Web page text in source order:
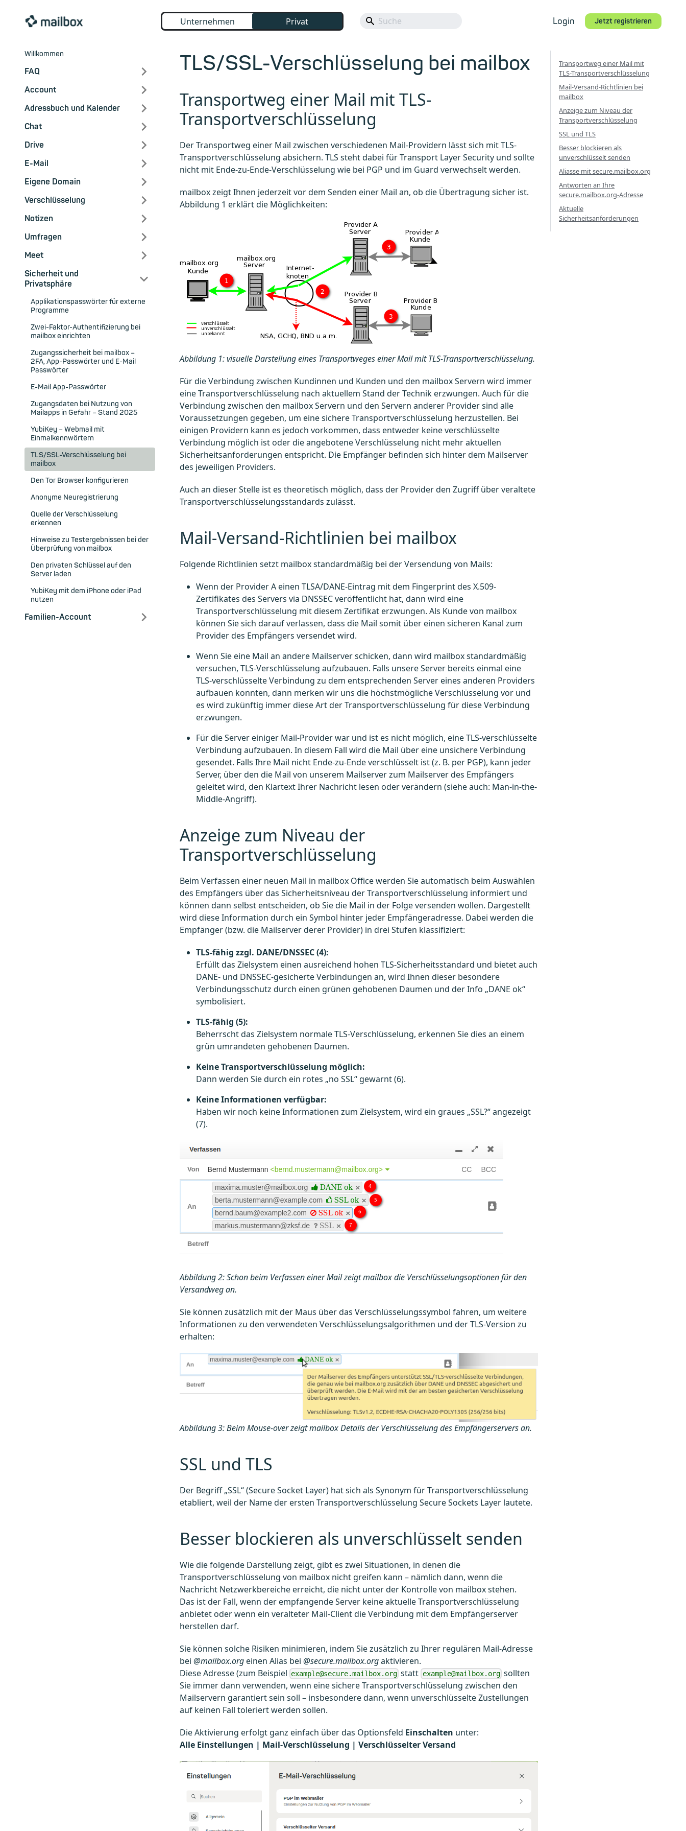
Unternehmen Privat Login Jetzt registrieren
Willkommen
FAQ
Account
Adressbuch und Kalender
Chat
Drive
E-Mail
Eigene Domain
Verschlüsselung
Notizen
Umfragen
Meet
Sicherheit und
Privatsphäre
Applikationspasswörter für externe
Programme
Zwei-Faktor-Authentifizierung bei
mailbox einrichten
Zugangssicherheit bei mailbox –
2FA, App-Passwörter und E-Mail
Passwörter
E-Mail App-Passwörter
Zugangsdaten bei Nutzung von
Mailapps in Gefahr – Stand 2025
YubiKey – Webmail mit
Einmalkennwörtern
TLS/SSL-Verschlüsselung bei
mailbox
Den Tor Browser konfigurieren
Anonyme Neuregistrierung
Quelle der Verschlüsselung
erkennen
Hinweise zu Testergebnissen bei der
Überprüfung von mailbox
Den privaten Schlüssel auf den
Server laden
YubiKey mit dem iPhone oder iPad
nutzen
Familien-Account
TLS/SSL-Verschlüsselung bei mailbox
Transportweg einer Mail mit TLS-
Transportverschlüsselung
Der Transportweg einer Mail zwischen verschiedenen Mail-Providern lässt sich mit TLS-
Transportverschlüsselung absichern. TLS steht dabei für Transport Layer Security und sollte
nicht mit Ende-zu-Ende-Verschlüsselung wie bei PGP und im Guard verwechselt werden.
mailbox zeigt Ihnen jederzeit vor dem Senden einer Mail an, ob die Übertragung sicher ist.
Abbildung 1 erklärt die Möglichkeiten:
Abbildung 1: visuelle Darstellung eines Transportweges einer Mail mit TLS-Transportverschlüsselung.
Für die Verbindung zwischen Kundinnen und Kunden und den mailbox Servern wird immer
eine Transportverschlüsselung nach aktuellem Stand der Technik erzwungen. Auch für die
Verbindung zwischen den mailbox Servern und den Servern anderer Provider sind alle
Voraussetzungen gegeben, um eine sichere Transportverschlüsselung herzustellen. Bei
einigen Providern kann es jedoch vorkommen, dass entweder keine verschlüsselte
Verbindung möglich ist oder die angebotene Verschlüsselung nicht mehr aktuellen
Sicherheitsanforderungen entspricht. Die Empfänger befinden sich hinter dem Mailserver
des jeweiligen Providers.
Auch an dieser Stelle ist es theoretisch möglich, dass der Provider den Zugriff über veraltete
Transportverschlüsselungsstandards zulässt.
Mail-Versand-Richtlinien bei mailbox
Folgende Richtlinien setzt mailbox standardmäßig bei der Versendung von Mails:
Wenn der Provider A einen TLSA/DANE-Eintrag mit dem Fingerprint des X.509-
Zertifikates des Servers via DNSSEC veröffentlicht hat, dann wird eine
Transportverschlüsselung mit diesem Zertifikat erzwungen. Als Kunde von mailbox
können Sie sich darauf verlassen, dass die Mail somit über einen sicheren Kanal zum
Provider des Empfängers versendet wird.
Wenn Sie eine Mail an andere Mailserver schicken, dann wird mailbox standardmäßig
versuchen, TLS-Verschlüsselung aufzubauen. Falls unsere Server bereits einmal eine
TLS-verschlüsselte Verbindung zu dem entsprechenden Server eines anderen Providers
aufbauen konnten, dann merken wir uns die höchstmögliche Verschlüsselung vor und
es wird zukünftig immer diese Art der Transportverschlüsselung für diese Verbindung
erzwungen.
Für die Server einiger Mail-Provider war und ist es nicht möglich, eine TLS-verschlüsselte
Verbindung aufzubauen. In diesem Fall wird die Mail über eine unsichere Verbindung
gesendet. Falls Ihre Mail nicht Ende-zu-Ende verschlüsselt ist (z. B. per PGP), kann jeder
Server, über den die Mail von unserem Mailserver zum Mailserver des Empfängers
geleitet wird, den Klartext Ihrer Nachricht lesen oder verändern (siehe auch: Man-in-the-
Middle-Angriff).
Anzeige zum Niveau der
Transportverschlüsselung
Beim Verfassen einer neuen Mail in mailbox Office werden Sie automatisch beim Auswählen
des Empfängers über das Sicherheitsniveau der Transportverschlüsselung informiert und
können dann selbst entscheiden, ob Sie die Mail in der Folge versenden wollen. Dargestellt
wird diese Information durch ein Symbol hinter jeder Empfängeradresse. Dabei werden die
Empfänger (bzw. die Mailserver derer Provider) in drei Stufen klassifiziert:
TLS-fähig zzgl. DANE/DNSSEC (4):
Erfüllt das Zielsystem einen ausreichend hohen TLS-Sicherheitsstandard und bietet auch
DANE- und DNSSEC-gesicherte Verbindungen an, wird Ihnen dieser besondere
Verbindungsschutz durch einen grünen gehobenen Daumen und der Info „DANE ok“
symbolisiert.
TLS-fähig (5):
Beherrscht das Zielsystem normale TLS-Verschlüsselung, erkennen Sie dies an einem
grün umrandeten gehobenen Daumen.
Keine Transportverschlüsselung möglich:
Dann werden Sie durch ein rotes „no SSL“ gewarnt (6).
Keine Informationen verfügbar:
Haben wir noch keine Informationen zum Zielsystem, wird ein graues „SSL?“ angezeigt
(7).
Abbildung 2: Schon beim Verfassen einer Mail zeigt mailbox die Verschlüsselungsoptionen für den
Versandweg an.
Sie können zusätzlich mit der Maus über das Verschlüsselungssymbol fahren, um weitere
Informationen zu den verwendeten Verschlüsselungsalgorithmen und der TLS-Version zu
erhalten:
Abbildung 3: Beim Mouse-over zeigt mailbox Details der Verschlüsselung des Empfängerservers an.
SSL und TLS
Der Begriff „SSL“ (Secure Socket Layer) hat sich als Synonym für Transportverschlüsselung
etabliert, weil der Name der ersten Transportverschlüsselung Secure Sockets Layer lautete.
Besser blockieren als unverschlüsselt senden
Wie die folgende Darstellung zeigt, gibt es zwei Situationen, in denen die
Transportverschlüsselung von mailbox nicht greifen kann – nämlich dann, wenn die
Nachricht Netzwerkbereiche erreicht, die nicht unter der Kontrolle von mailbox stehen.
Das ist der Fall, wenn der empfangende Server keine aktuelle Transportverschlüsselung
anbietet oder wenn ein veralteter Mail-Client die Verbindung mit dem Empfängerserver
herstellen darf.
Sie können solche Risiken minimieren, indem Sie zusätzlich zu Ihrer regulären Mail-Adresse
bei @mailbox.orgeinen Alias bei @secure.mailbox.orgaktivieren.
Diese Adresse (zum Beispiel example@secure.mailbox.org statt example@mailbox.orgsollten
Sie immer dann verwenden, wenn eine sichere Transportverschlüsselung zwischen den
Mailservern garantiert sein soll – insbesondere dann, wenn unverschlüsselte Zustellungen
auf keinen Fall toleriert werden sollen.
Die Aktivierung erfolgt ganz einfach über das Optionsfeld Einschalten unter:
Alle Einstellungen | Mail-Verschlüsselung | Verschlüsselter Versand
Transportweg einer Mail mit
TLS-Transportverschlüsselung
Mail-Versand-Richtlinien bei
mailbox
Anzeige zum Niveau der
Transportverschlüsselung
SSL und TLS
Besser blockieren als
unverschlüsselt senden
Aliasse mit secure.mailbox.org
Antworten an Ihre
secure.mailbox.org-Adresse
Aktuelle
Sicherheitsanforderungen